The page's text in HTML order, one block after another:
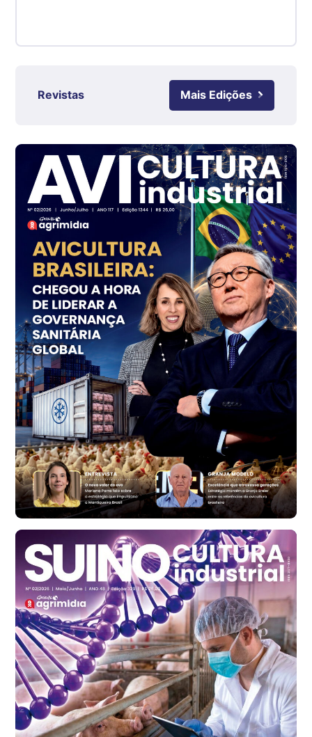
R$ 4,63
Ovo Branco - Regional
Grande São Paulo (SP)
Ovo Branco - Regional
Branco
R$ 145,34
cx
Ovo Vermelho - Regional
Grande São Paulo (SP)
R$ 155,59
cx
Ovo Vermelho - Regional
Vermelho
R$ 159,31
cx
Ovo Branco - Regional
Bastos (SP)
R$ 134,40
cx
Ovo Vermelho - Regional
Bastos (SP)
R$ 147,87
cx
Frango - Indicador
R$ 7,13
kg
Frango - Indicador
SP
R$ 7,15
kg
Trigo Atacado - Regional
PR
R$ 1.414,20
t
Revistas Mais Edições